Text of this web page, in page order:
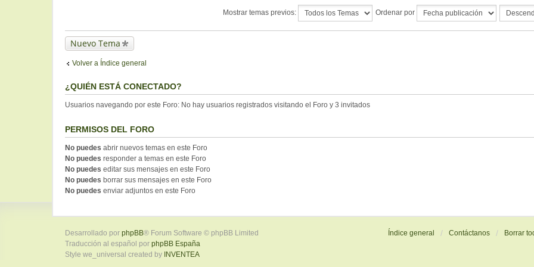
Mostrar temas previos: Ordenar por
Nuevo Tema
Volver a Índice general
¿QUIÉN ESTÁ CONECTADO?
Usuarios navegando por este Foro: No hay usuarios registrados visitando el Foro y 3 invitados
PERMISOS DEL FORO
No puedes abrir nuevos temas en este Foro
No puedes responder a temas en este Foro
No puedes editar sus mensajes en este Foro
No puedes borrar sus mensajes en este Foro
No puedes enviar adjuntos en este Foro
Índice general Contáctanos Borrar
Desarrollado por phpBB® Forum Software © phpBB Limited
Traducción al español por phpBB España
Style we_universal created by INVENTEA